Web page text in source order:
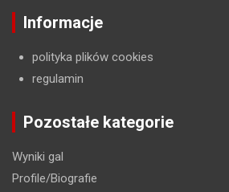
Informacje
polityka plików cookies
regulamin
Pozostałe kategorie
Wyniki gal
Profile/Biografie